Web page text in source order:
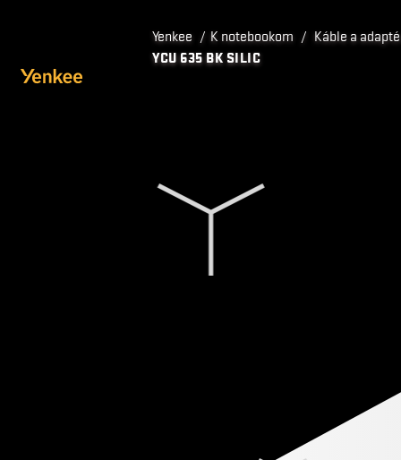
Yenkee / K notebookom / Káble a
YCU 635 BK SILIC